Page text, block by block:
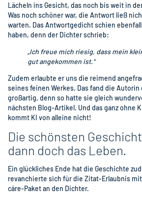
Lächeln ins Gesicht, das noch bis weit in
Was noch schöner war, die Antwort ließ
warten. Das Antwortgedicht schien
haben, denn der Dichter schrieb:
„Ich freue mich riesig, dass mein
gut angekommen ist.“
Zudem erlaubte er uns die reimend
seines feinen Werkes. Das fand die
großartig, denn so hatte sie gleich
nächsten Blog-Artikel. Und das ganz ohne
kommt KI von alleine nicht!
Die schönsten
dann doch das Leben.
Ein glückliches Ende hat die Geschichte
revanchierte sich für die Zitat-Erlaubnis
cäre-Paket an den Dichter.